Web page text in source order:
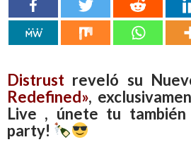
Distrust reveló su
Redefined»,
Live , únete tu
party!